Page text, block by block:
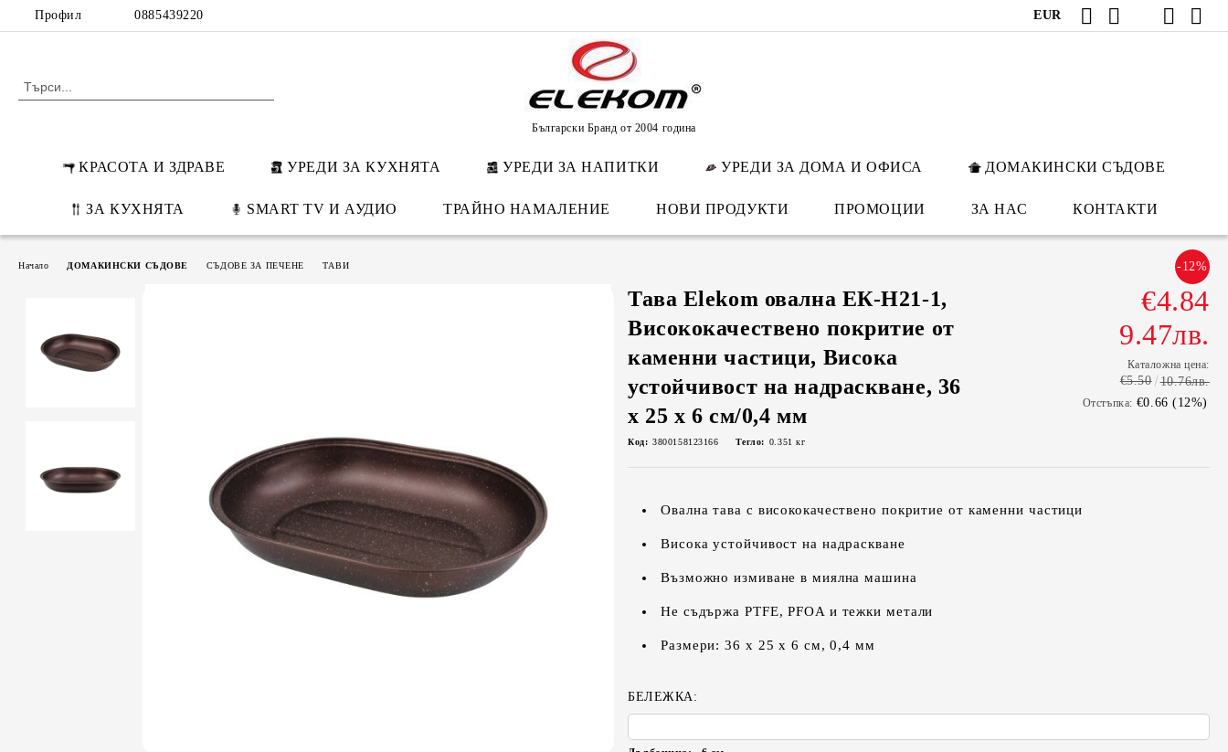
Профил 0885439220 EUR
Български Бранд от 2004 година
КРАСОТА И ЗДРАВЕ УРЕДИ ЗА КУХНЯТА УРЕДИ ЗА НАПИТКИ УРЕДИ ЗА ДОМА И ОФИСА ДОМАКИНСКИ СЪДОВЕ
ЗА КУХНЯТА SMART TV И АУДИО ТРАЙНО НАМАЛЕНИЕ НОВИ ПРОДУКТИ ПРОМОЦИИ ЗА НАС КОНТАКТИ
Начало ДОМАКИНСКИ СЪДОВЕ СЪДОВЕ ЗА ПЕЧЕНЕ ТАВИ
Тава Elekom овална ЕК-Н21-1,
Висококачествено покритие от
каменни частици, Висока
устойчивост на надраскване, 36
х 25 x 6 см/0,4 мм
-12%
€4.84
9.47лв.
Каталожна цена:
€5.50 10.76лв.
Отстъпка: €0.66 (12%)
Код: 3800158123166 Тегло: 0.351 кг
Овална тава с висококачествено покритие от каменни частици
Висока устойчивост на надраскване
Възможно измиване в миялна машина
Не съдържа PTFE, PFOA и тежки метали
Размери: 36 х 25 х 6 см, 0,4 мм
БЕЛЕЖКА: